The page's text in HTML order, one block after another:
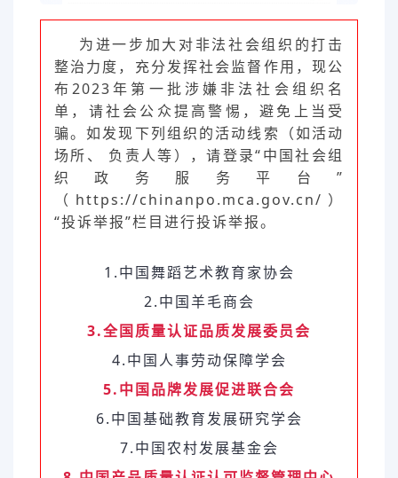
为进一步加大对非法社会组织的打击
整治力度，充分发挥社会监督作用，现公
布2023年第一批涉嫌非法社会组织名
单，请社会公众提高警惕，避免上当受
骗。如发现下列组织的活动线索（如活动
场所、 负责人等），请登录“中国社会组
织政务服务平台”
（https://chinanpo.mca.gov.cn/）
“投诉举报”栏目进行投诉举报。
1.中国舞蹈艺术教育家协会
2.中国羊毛商会
3.全国质量认证品质发展委员会
4.中国人事劳动保障学会
5.中国品牌发展促进联合会
6.中国基础教育发展研究学会
7.中国农村发展基金会